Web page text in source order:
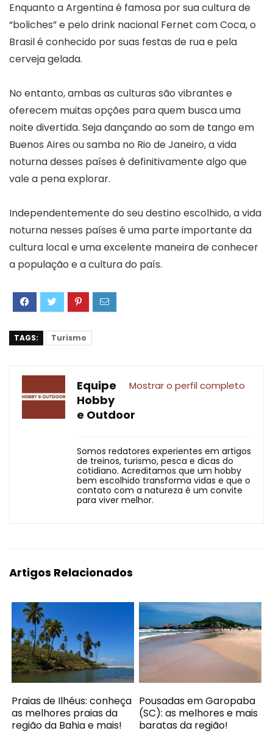
Enquanto a Argentina é famosa por sua cultura de
“boliches” e pelo drink nacional Fernet com Coca, o
Brasil é conhecido por suas festas de rua e pela
cerveja gelada.
No entanto, ambas as culturas são vibrantes e
oferecem muitas opções para quem busca uma
noite divertida. Seja dançando ao som de tango em
Buenos Aires ou samba no Rio de Janeiro, a vida
noturna desses países é definitivamente algo que
vale a pena explorar.
Independentemente do seu destino escolhido, a vida
noturna nesses países é uma parte importante da
cultura local e uma excelente maneira de conhecer
a população e a cultura do país.
TAGS: Turismo
Mostrar o perfil completo
Equipe
Hobby
e Outdoor
Somos redatores experientes em artigos
de treinos, turismo, pesca e dicas do
cotidiano. Acreditamos que um hobby
bem escolhido transforma vidas e que o
contato com a natureza é um convite
para viver melhor.
Artigos Relacionados
Praias de Ilhéus: conheça
as melhores praias da
região da Bahia e mais!
Pousadas em Garopaba
(SC): as melhores e mais
baratas da região!